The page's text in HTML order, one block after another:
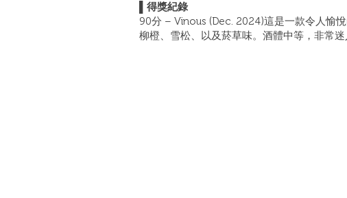
得獎紀錄
90分 – Vinous (Dec. 2024)這是一款令人愉
柳橙、雪松、以及菸草味。酒體中等，非常